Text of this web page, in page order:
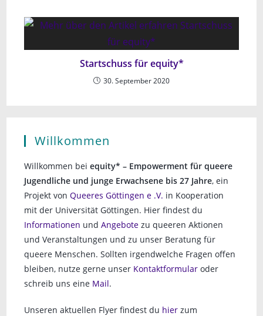
Startschuss für equity*
30. September 2020
Willkommen
Willkommen beiequity* – Empowerment für queere
Jugendliche und junge Erwachsene bis 27 Jahre, ein
Projekt vonQueeres Göttingen e .V. in Kooperation
mit der Universität Göttingen. Hier findest du
Informationen undAngebote zu queeren Aktionen
und Veranstaltungen und zu unser Beratung für
queere Menschen. Sollten irgendwelche Fragen offen
bleiben, nutze gerne unser Kontaktformular oder
schreib uns eine Mail.
Unseren aktuellen Flyer findest du hier zum